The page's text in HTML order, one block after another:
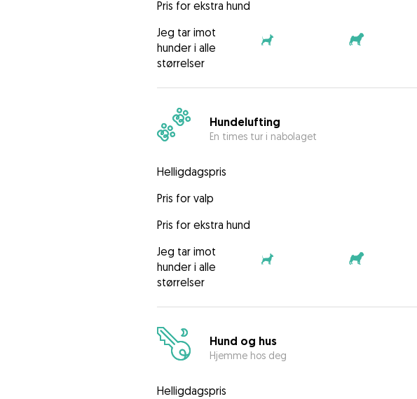
Pris for ekstra hund
Jeg tar imot
hunder i alle
størrelser
Hundelufting
En times tur i nabolaget
Helligdagspris
Pris for valp
Pris for ekstra hund
Jeg tar imot
hunder i alle
størrelser
Hund og hus
Hjemme hos deg
Helligdagspris